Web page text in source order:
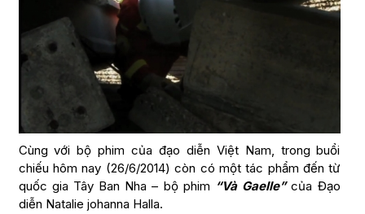
Cùng với bộ phim của đạo diễn Việt Nam, trong buổi
chiếu hôm nay (26/6/2014) còn có một tác phẩm đến từ
quốc gia Tây Ban Nha – bộ phim “Và Gaelle”của Đạo
diễn Natalie johanna Halla.